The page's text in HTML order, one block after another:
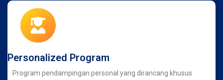
Personalized Program
Program pendampingan personal yang dirancang khusus